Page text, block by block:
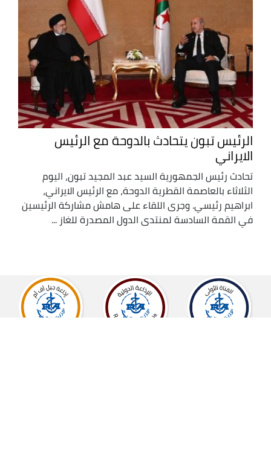
الرئيس تبون يتحادث بالدوحة مع الرئيس
الايراني
تحادث رئيس الجمهورية السيد عبد المجيد تبون، اليوم
الثلاثاء بالعاصمة القطرية الدوحة، مع الرئيس الايراني،
ابراهيم رئيسي. وجرى اللقاء على هامش مشاركة الرئيسين
في القمة السادسة لمنتدى الدول المصدرة للغاز ...